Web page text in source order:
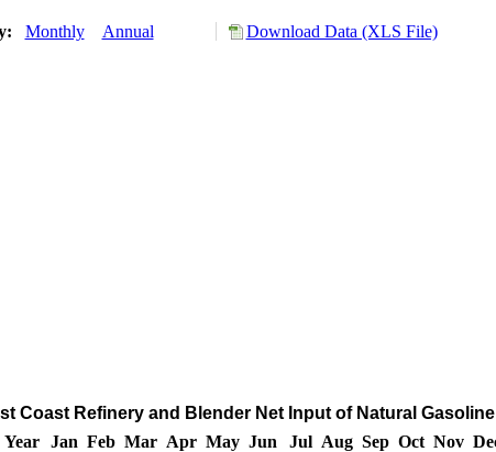
Monthly Annual Download Data (XLS File)
Coast Refinery and Blender Net Input of Natural
Year Jan Feb Mar Apr May Jun Jul Aug Sep Oct Nov